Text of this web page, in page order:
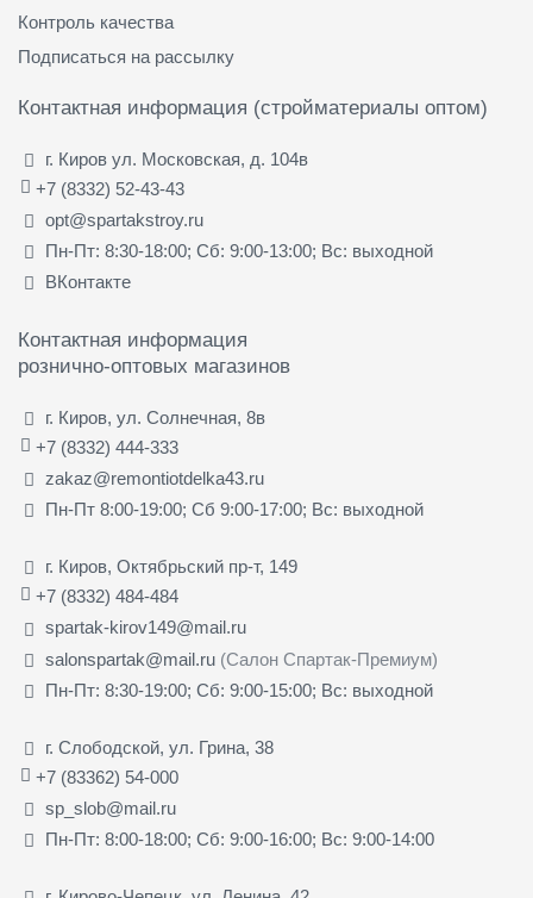
Контроль качества
Подписаться на рассылку
Контактная информация (стройматериалы оптом)
г. Киров ул. Московская, д. 104в
+7 (8332) 52-43-43
opt@spartakstroy.ru
Пн-Пт: 8:30-18:00; Сб: 9:00-13:00; Вс: выходной
ВКонтакте
Контактная информация
рознично-оптовых магазинов
г. Киров, ул. Солнечная, 8в
+7 (8332) 444-333
zakaz@remontiotdelka43.ru
Пн-Пт 8:00-19:00; Сб 9:00-17:00; Вс: выходной
г. Киров, Октябрьский пр-т, 149
+7 (8332) 484-484
spartak-kirov149@mail.ru
salonspartak@mail.ru (Салон Спартак-Премиум)
Пн-Пт: 8:30-19:00; Сб: 9:00-15:00; Вс: выходной
г. Слободской, ул. Грина, 38
+7 (83362) 54-000
sp_slob@mail.ru
Пн-Пт: 8:00-18:00; Сб: 9:00-16:00; Вс: 9:00-14:00